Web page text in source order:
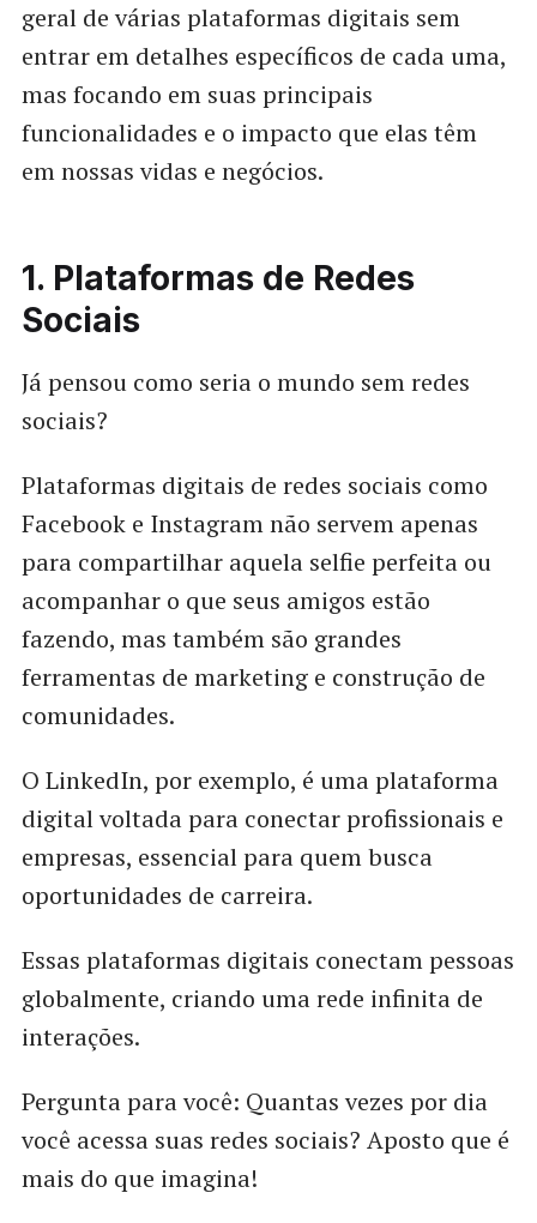
geral de várias plataformas digitais sem
entrar em detalhes específicos de cada uma,
mas focando em suas principais
funcionalidades e o impacto que elas têm
em nossas vidas e negócios.
1. Plataformas de Redes
Sociais
Já pensou como seria o mundo sem redes
sociais?
Plataformas digitais de redes sociais como
Facebook e Instagram não servem apenas
para compartilhar aquela selfie perfeita ou
acompanhar o que seus amigos estão
fazendo, mas também são grandes
ferramentas de marketing e construção de
comunidades.
O LinkedIn, por exemplo, é uma plataforma
digital voltada para conectar profissionais e
empresas, essencial para quem busca
oportunidades de carreira.
Essas plataformas digitais conectam pessoas
globalmente, criando uma rede infinita de
interações.
Pergunta para você: Quantas vezes por dia
você acessa suas redes sociais? Aposto que é
mais do que imagina!